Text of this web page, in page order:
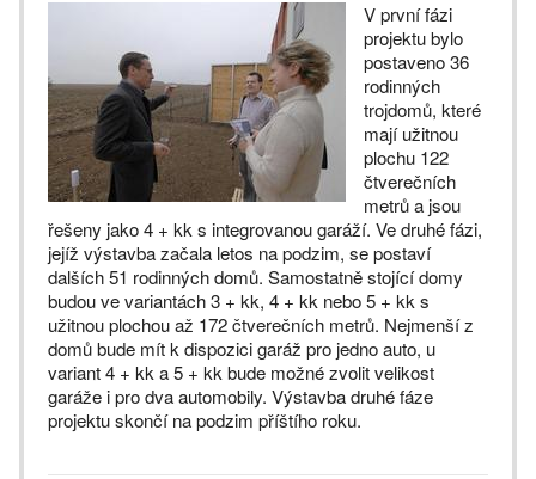
V první fázi
projektu bylo
postaveno 36
rodinných
trojdomů, které
mají užitnou
plochu 122
čtverečních
metrů a jsou
řešeny jako 4 + kk s integrovanou garáží. Ve druhé fázi,
jejíž výstavba začala letos na podzim, se postaví
dalších 51 rodinných domů. Samostatně stojící domy
budou ve variantách 3 + kk, 4 + kk nebo 5 + kk s
užitnou plochou až 172 čtverečních metrů. Nejmenší z
domů bude mít k dispozici garáž pro jedno auto, u
variant 4 + kk a 5 + kk bude možné zvolit velikost
garáže i pro dva automobily. Výstavba druhé fáze
projektu skončí na podzim příštího roku.